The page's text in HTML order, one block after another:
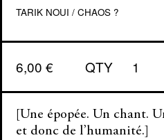
TARIK NOUI / CHAOS ?
6,00 € QTYquantité
seuls
les
chiens
répondent
[Une épopée. Un chant.
et donc de l’humanité.]